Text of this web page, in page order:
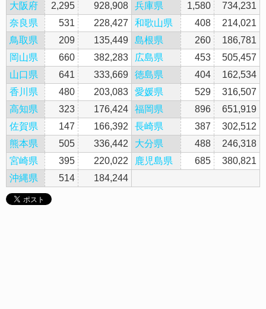
大阪府 2,295 928,908 兵庫県 1,580
734,231
奈良県
531 228,427 和歌山県 408
214,021
鳥取県
209 135,449 島根県 260
186,781
岡山県
660 382,283 広島県 453
505,457
山口県
641 333,669 徳島県 404
162,534
香川県
480 203,083 愛媛県 529
316,507
高知県
323 176,424 福岡県 896
651,919
佐賀県
147 166,392 長崎県 387
302,512
熊本県
505 336,442 大分県 488
246,318
宮崎県
395 220,022 鹿児島県 685
380,821
沖縄県
514 184,244